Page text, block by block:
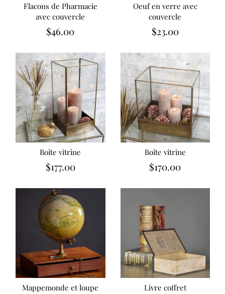
Flacons de Pharmacie
avec couvercle
$46.00
Oeuf en verre avec
couvercle
$23.00
Boîte vitrine
$177.00
Boîte vitrine
$170.00
Mappemonde et loupe
Livre coffret